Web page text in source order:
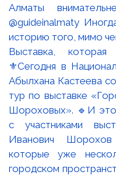
Выставка,
⚜️Сегодня в
Абылхана Кастеева
тур по выставке
Шороховых». 🔹И
с участниками
Иванович
которые уже
городском